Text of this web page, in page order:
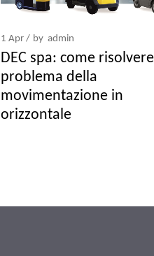
1 Apr by admin
DEC spa: come
problema della
movimentazione in
orizzontale